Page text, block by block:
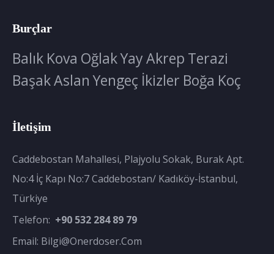
Burçlar
Balık Kova OğlakYayAkrep Terazi
BaşakAslan Yengeç İkizler Boğa Koç
İletişim
Caddebostan Mahallesi, Plajyolu Sokak, Burak Apt.
No:4 İç Kapı No:7 Caddebostan/ Kadıköy-İstanbul,
Türkiye
Telefon: +90 532 284 89 79
Email: Bilgi@onerdoser.com